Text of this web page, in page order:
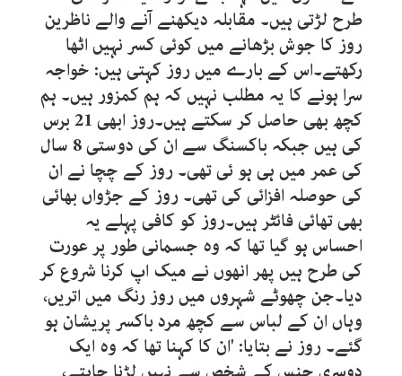
طرح لڑتی ہیں۔ مقابلہ دیکھنے آنے والے ناظرین
روز کا جوش بڑھانے میں کوئی کسر نہیں اٹھا
رکھتے۔اس کے بارے میں روز کہتی ہیں: خواجہ
سرا ہونے کا یہ مطلب نہیں کہ ہم کمزور ہیں۔ ہم
کچھ بھی حاصل کر سکتے ہیں۔روز ابھی 21 برس
کی ہیں جبکہ باکسنگ سے ان کی دوستی 8 سال
کی عمر میں ہی ہو ئی تھی۔ روز کے چچا نے ان
کی حوصلہ افزائی کی تھی۔ روز کے جڑواں بھائی
بھی تھائی فائٹر ہیں۔روز کو کافی پہلے یہ
احساس ہو گیا تھا کہ وہ جسمانی طور پر عورت
کی طرح ہیں پھر انھوں نے میک اپ کرنا شروع کر
دیا۔جن چھوٹے شہروں میں روز رنگ میں اتریں،
وہاں ان کے لباس سے کچھ مرد باکسر پریشان ہو
گئے۔ روز نے بتایا: 'ان کا کہنا تھا کہ وہ ایک